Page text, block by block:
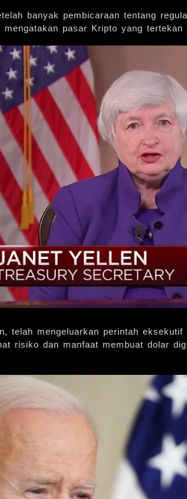
banyak pembicaraan tentang
pasar Kripto yang
telah mengeluarkan perintah
risiko dan manfaat membuat dolar